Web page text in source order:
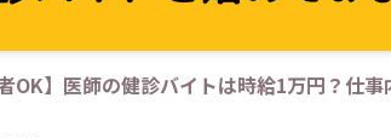
者OK】医師の健診バイトは時給1万円？仕